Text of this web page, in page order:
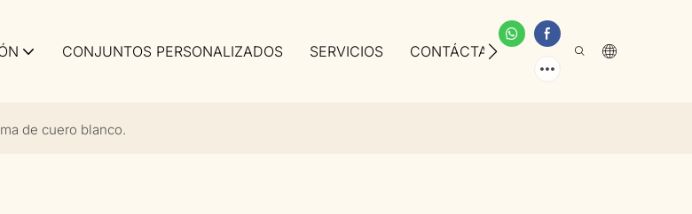
CONJUNTOS PERSONALIZADOS SERVICIOS CONTÁCTANOS SOBRE NOSOTROS
de cuero blanco.